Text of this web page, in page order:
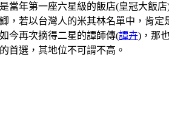
當年第一座六星級的飯店(皇冠大飯
若以台灣人的米其林名單中，肯
今再次摘得二星的譚師傳(譚卉)，那
首選，其地位不可謂不高。